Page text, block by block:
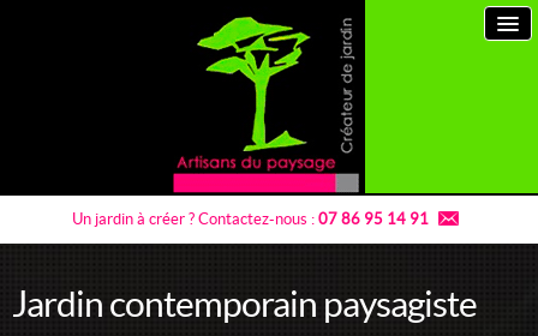
Un jardin à créer ? Contactez-nous : 07 86 95 14 91
Artisans du paysage
Jardin contemporain paysagiste